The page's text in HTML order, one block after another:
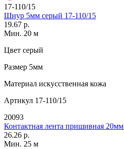
17-110/15
Шнур 5мм серый 17-110/15
19.67 р.
Мин. 20 м
Цвет серый
Размер 5мм
Материал искусственная кожа
Артикул 17-110/15
20093
Контактная лента пришивная
26.26 р.
Мин. 25 м